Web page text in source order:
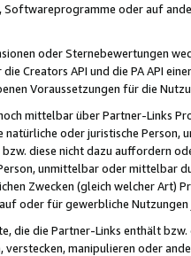
Softwareprogramme oder auf
oder Sternebewertungen
die Creators API und die PA API
Voraussetzungen für die
mittelbar über Partner-Links
oder juristische
diese nicht dazu auffordern
unmittelbar oder mittelbar
Zwecken (gleich welcher Art)
oder für gewerbliche
die die Partner-Links enthält
verstecken, manipulieren oder